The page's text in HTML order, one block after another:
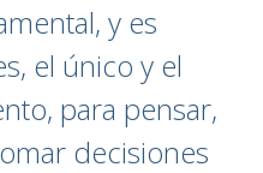
y es
el único y el
para pensar,
decisiones